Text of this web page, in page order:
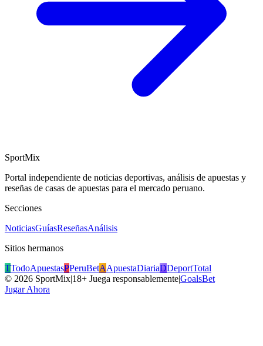
SportMix
Portal independiente de noticias deportivas, análisis de apuestas y
reseñas de casas de apuestas para el mercado peruano.
Secciones
NoticiasGuíasReseñasAnálisis
Sitios hermanos
TTodoApuestasPPeruBetAApuestaDiariaDDeportTotal
© 2026 SportMix|18+ Juega responsablemente|GoalsBet
Jugar Ahora